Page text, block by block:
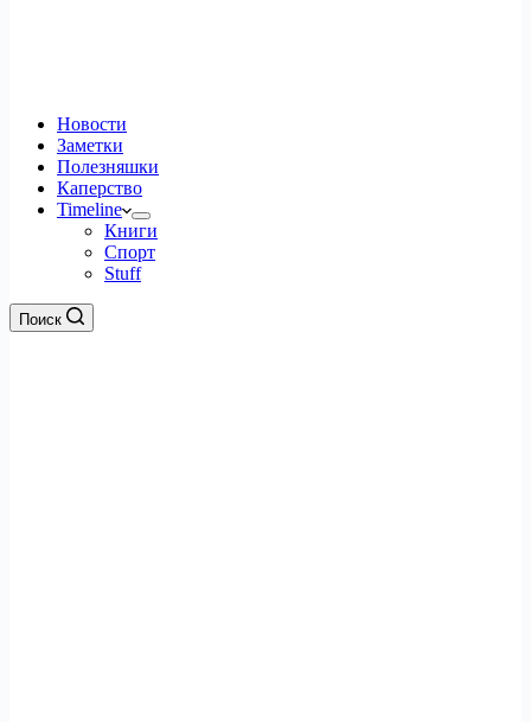
Новости
Заметки
Полезняшки
Каперство
Timeline
Книги
Спорт
Stuff
Поиск